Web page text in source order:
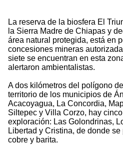
La reserva de la biosfera El
la Sierra Madre de Chiapas y
área natural protegida, está en
concesiones mineras
siete se encuentran en esta
alertaron ambientalistas.
A dos kilómetros del polígono
territorio de los municipios de
Acacoyagua, La Concordia,
Siltepec y Villa Corzo, hay
exploración: Las Golondrinas,
Libertad y Cristina, de donde
cobre y barita.